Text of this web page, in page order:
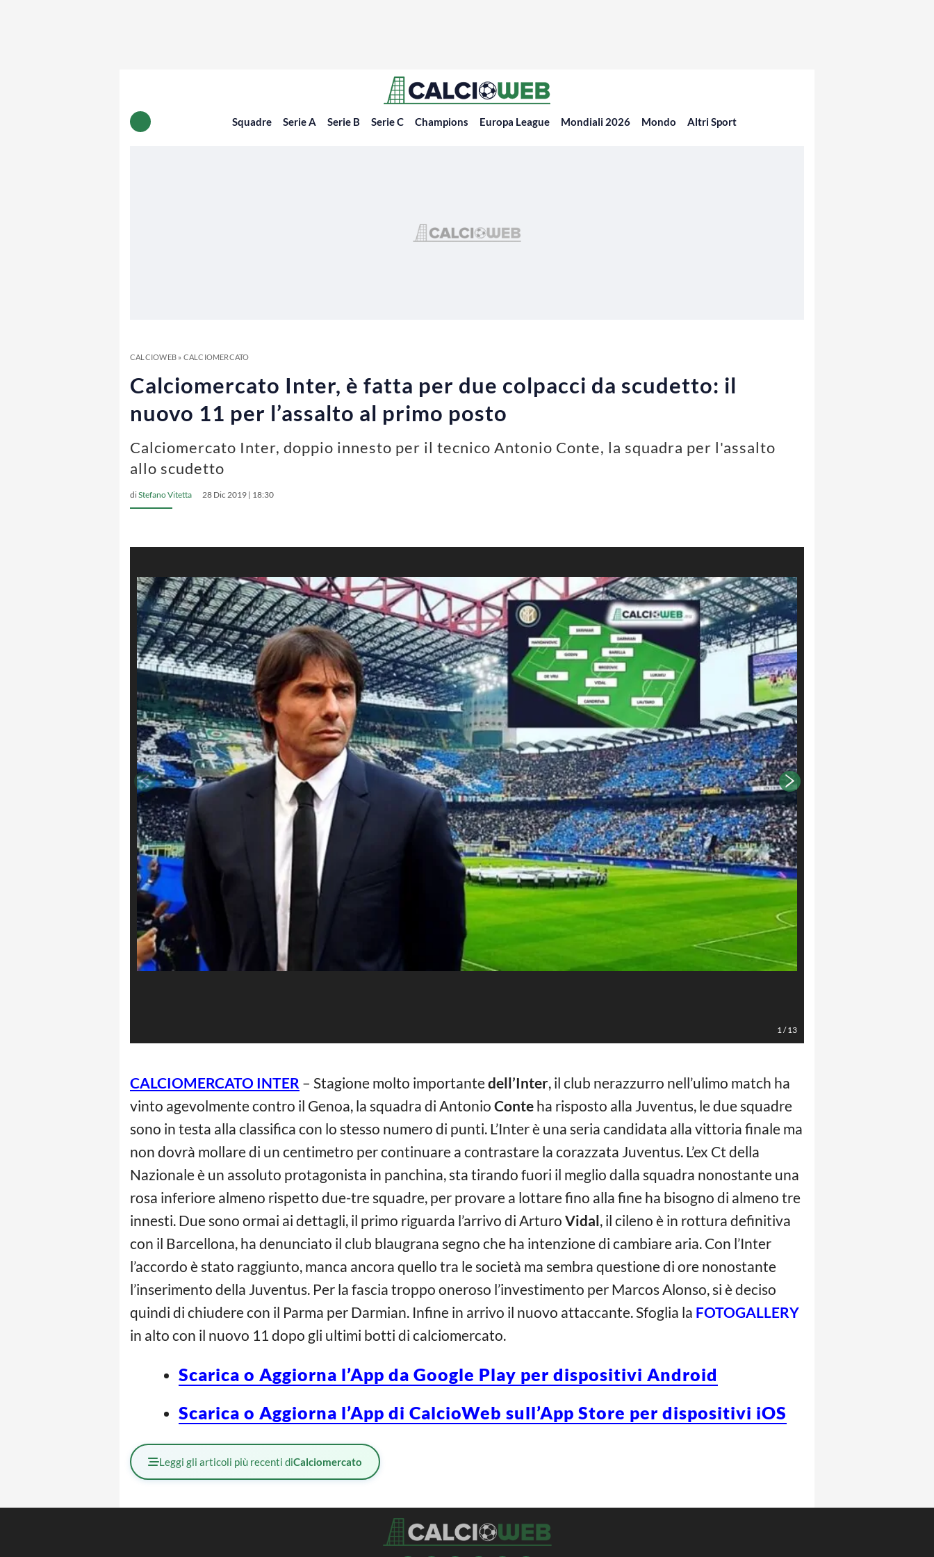
Squadre Serie A Serie B Serie C Champions Europa League Mondiali 2026 Mondo Altri Sport
CALCIOWEB» CALCIOMERCATO
Calciomercato Inter, è fatta per due colpacci da scudetto: il
nuovo 11 per l’assalto al primo posto
Calciomercato Inter, doppio innesto per il tecnico Antonio Conte, la squadra per l'assalto
allo scudetto
diStefano Vitetta 28 Dic 2019 | 18:30
1/13
CALCIOMERCATO INTER – Stagione molto importantedell’Inter, il club nerazzurro nell’ulimo match ha
vinto agevolmente contro il Genoa, la squadra di Antonio Conte ha risposto alla Juventus, le due squadre
sono in testa alla classifica con lo stesso numero di punti. L’Inter è una seria candidata alla vittoria finale ma
non dovrà mollare di un centimetro per continuare a contrastare la corazzata Juventus. L’ex Ct della
Nazionale è un assoluto protagonista in panchina, sta tirando fuori il meglio dalla squadra nonostante una
rosa inferiore almeno rispetto due-tre squadre, per provare a lottare fino alla fine ha bisogno di almeno tre
innesti. Due sono ormai ai dettagli, il primo riguarda l’arrivo di Arturo Vidal, il cileno è in rottura definitiva
con il Barcellona, ha denunciato il club blaugrana segno che ha intenzione di cambiare aria. Con l’Inter
l’accordo è stato raggiunto, manca ancora quello tra le società ma sembra questione di ore nonostante
l’inserimento della Juventus. Per la fascia troppo oneroso l’investimento per Marcos Alonso, si è deciso
quindi di chiudere con il Parma per Darmian. Infine in arrivo il nuovo attaccante. Sfoglia la FOTOGALLERY
in alto con il nuovo 11 dopo gli ultimi botti di calciomercato.
Scarica o Aggiorna l’App da Google Play per dispositivi Android
Scarica o Aggiorna l’App di CalcioWeb sull’App Store per dispositivi iOS
Leggi gli articoli più recenti diCalciomercato